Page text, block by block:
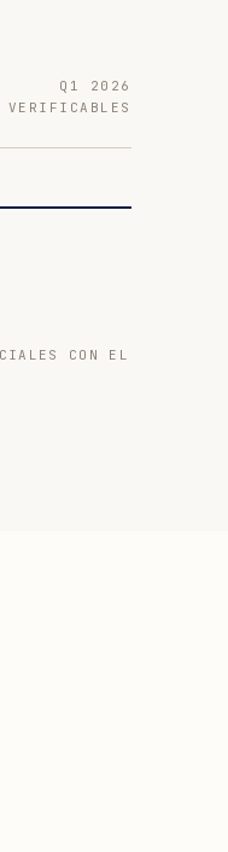
Q1 2026
VERIFICABLES
CON EL